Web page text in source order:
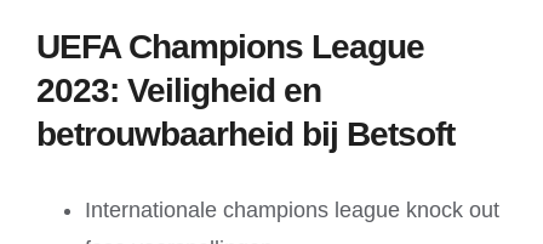
UEFA Champions League
2023: Veiligheid en
betrouwbaarheid bij Betsoft
Internationale champions league knock out